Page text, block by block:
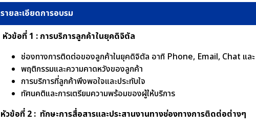
รายละเอียดการอบรม
หัวข้อที่ 1 : การบริการลูกค้าในยุคดิจิตัล
ช่องทางการติดต่อของลูกค้าในยุคดิจิตัล อาทิ Phone, Email, Chat แล
พฤติกรรมและความคาดหวังของลูกค้า
การบริการที่ลูกค้าพึงพอใจและประทับใจ
ทัศนคติและการเตรียมความพร้อมของผู้ให้บริการ
หัวข้อที่ 2 : ทักษะการสื่อสารและประสานงานทางช่องทางการติดต่อต่างๆ